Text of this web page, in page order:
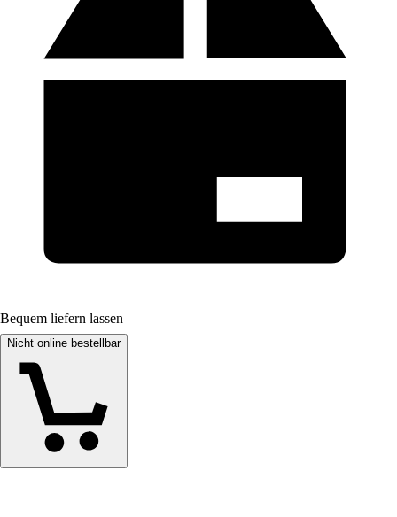
Bequem liefern lassen
Nicht online bestellbar